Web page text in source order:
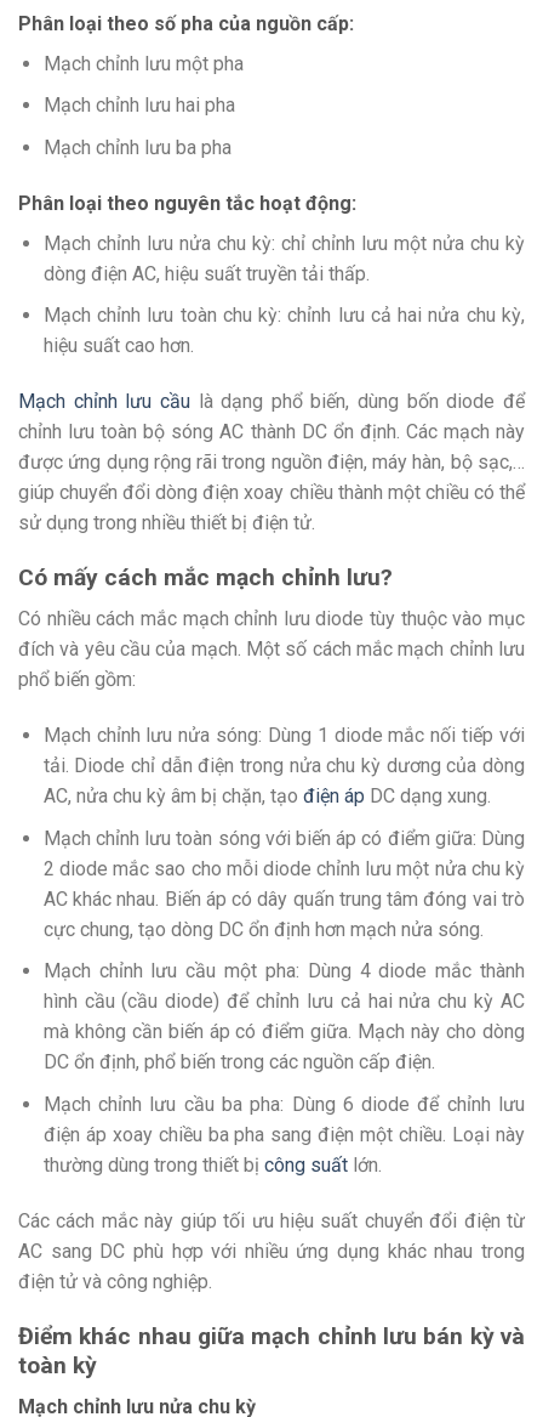
Phân loại theo số pha của nguồn cấp:
Mạch chỉnh lưu một pha
Mạch chỉnh lưu hai pha
Mạch chỉnh lưu ba pha
Phân loại theo nguyên tắc hoạt động:
Mạch chỉnh lưu nửa chu kỳ: chỉ chỉnh lưu một nửa chu kỳ
dòng điện AC, hiệu suất truyền tải thấp.
Mạch chỉnh lưu toàn chu kỳ: chỉnh lưu cả hai nửa chu kỳ,
hiệu suất cao hơn.
Mạch chỉnh lưu cầulà dạng phổ biến, dùng bốn diode để
chỉnh lưu toàn bộ sóng AC thành DC ổn định. Các mạch này
được ứng dụng rộng rãi trong nguồn điện, máy hàn, bộ sạc,…
giúp chuyển đổi dòng điện xoay chiều thành một chiều có thể
sử dụng trong nhiều thiết bị điện tử.
Có mấy cách mắc mạch chỉnh lưu?
Có nhiều cách mắc mạch chỉnh lưu diode tùy thuộc vào mục
đích và yêu cầu của mạch. Một số cách mắc mạch chỉnh lưu
phổ biến gồm:
Mạch chỉnh lưu nửa sóng: Dùng 1 diode mắc nối tiếp với
tải. Diode chỉ dẫn điện trong nửa chu kỳ dương của dòng
AC, nửa chu kỳ âm bị chặn, tạo điện áp DC dạng xung.
Mạch chỉnh lưu toàn sóng với biến áp có điểm giữa: Dùng
2 diode mắc sao cho mỗi diode chỉnh lưu một nửa chu kỳ
AC khác nhau. Biến áp có dây quấn trung tâm đóng vai trò
cực chung, tạo dòng DC ổn định hơn mạch nửa sóng.
Mạch chỉnh lưu cầu một pha: Dùng 4 diode mắc thành
hình cầu (cầu diode) để chỉnh lưu cả hai nửa chu kỳ AC
mà không cần biến áp có điểm giữa. Mạch này cho dòng
DC ổn định, phổ biến trong các nguồn cấp điện.
Mạch chỉnh lưu cầu ba pha: Dùng 6 diode để chỉnh lưu
điện áp xoay chiều ba pha sang điện một chiều. Loại này
thường dùng trong thiết bị công suấtlớn.
Các cách mắc này giúp tối ưu hiệu suất chuyển đổi điện từ
AC sang DC phù hợp với nhiều ứng dụng khác nhau trong
điện tử và công nghiệp.
Điểm khác nhau giữa mạch chỉnh lưu bán kỳ và
toàn kỳ
Mạch chỉnh lưu nửa chu kỳ